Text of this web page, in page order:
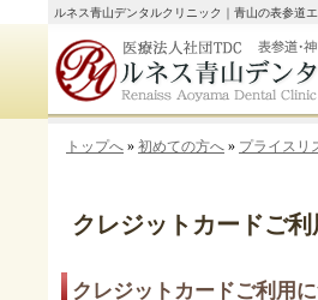
クレジットカードご
ルネス青山デンタルクリニック｜青山の表参道
トップへ » 初めての方へ » プライスリ
クレジットカードご利用